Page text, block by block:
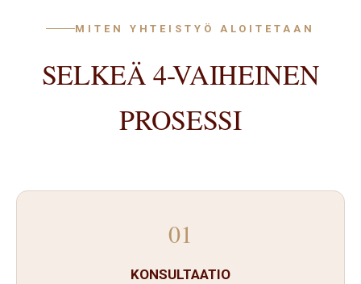
MITEN YHTEISTYÖ ALOITETAAN
SELKEÄ 4-VAIHEINEN
PROSESSI
01
KONSULTAATIO